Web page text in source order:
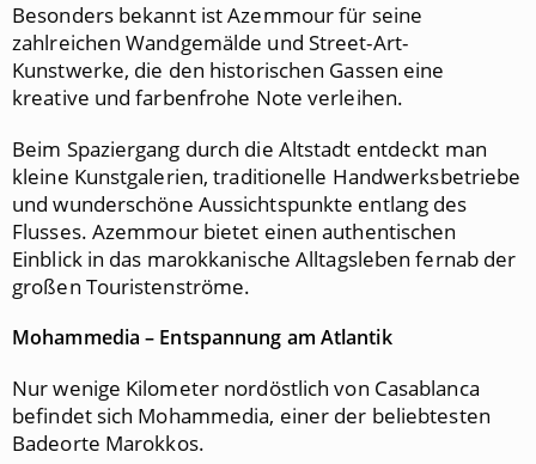
Besonders bekannt ist Azemmour für seine
zahlreichen Wandgemälde und Street-Art-
Kunstwerke, die den historischen Gassen eine
kreative und farbenfrohe Note verleihen.
Beim Spaziergang durch die Altstadt entdeckt man
kleine Kunstgalerien, traditionelle Handwerksbetriebe
und wunderschöne Aussichtspunkte entlang des
Flusses. Azemmour bietet einen authentischen
Einblick in das marokkanische Alltagsleben fernab der
großen Touristenströme.
Mohammedia – Entspannung am Atlantik
Nur wenige Kilometer nordöstlich von Casablanca
befindet sich Mohammedia, einer der beliebtesten
Badeorte Marokkos.